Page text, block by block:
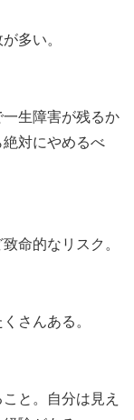
多い。
生障害が残るか
対にやめるべ
命的なリスク。
さんある。
と。自分は見え